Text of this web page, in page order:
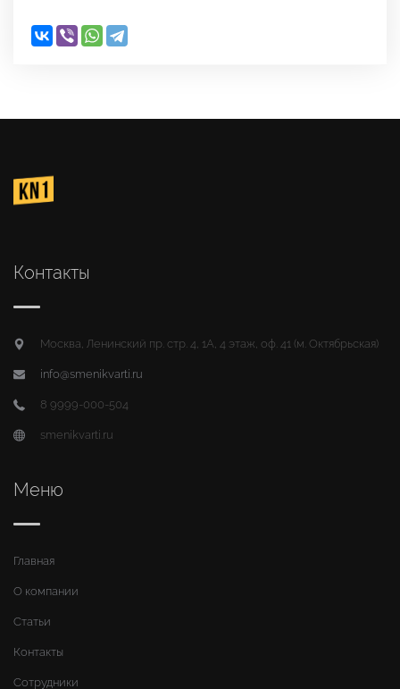
Контакты
Москва, Ленинский пр. стр. 4, 1А, 4 этаж, оф. 41 (м. Октябрьская)
info@smenikvarti.ru
8 9999-000-504
smenikvarti.ru
Меню
Главная
О компании
Статьи
Контакты
Сотрудники